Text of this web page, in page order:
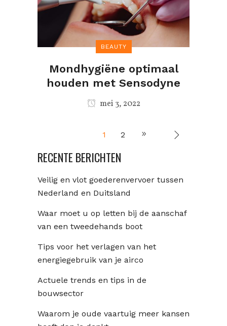
BEAUTY
Mondhygiëne optimaal
houden met Sensodyne
mei 3, 2022
1 2
RECENTE BERICHTEN
Veilig en vlot goederenvervoer tussen
Nederland en Duitsland
Waar moet u op letten bij de aanschaf
van een tweedehands boot
Tips voor het verlagen van het
energiegebruik van je airco
Actuele trends en tips in de
bouwsector
Waarom je oude vaartuig meer kansen